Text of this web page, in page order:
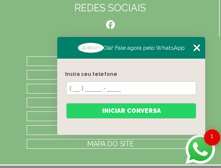
REDES SOCIAIS
MENU
HOME
QUEM SOMOS
ATIVIDADES
CONTATO
MAPA DO SITE
1
Olá! Fale agora pelo WhatsApp
Insira seu telefone
INICIAR CONVERSA